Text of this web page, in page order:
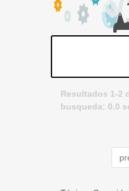
Resultados 1-2
busqueda: 0.0